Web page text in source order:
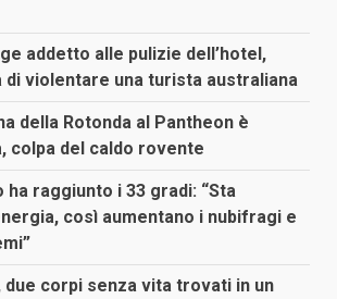
addetto alle pulizie dell’hotel,
di violentare una turista australiana
della Rotonda al Pantheon è
colpa del caldo rovente
ha raggiunto i 33 gradi: “Sta
così aumentano i nubifragi e
due corpi senza vita trovati in un